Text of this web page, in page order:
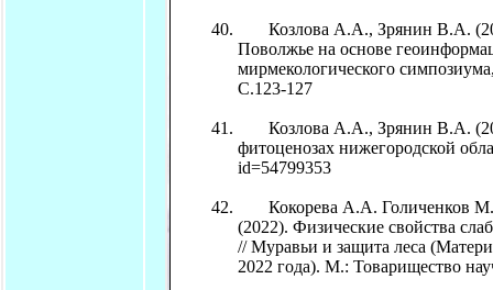
Козлова А.А., Зрянин В.А.
Поволжье на основе
мирмекологического
С.123-127
Козлова А.А., Зрянин В.А.
фитоценозах нижегородской
id=54799353
Кокорева А.А. Голиченков
(2022). Физические свойства
// Муравьи и защита леса
2022 года). М.: Товарищество